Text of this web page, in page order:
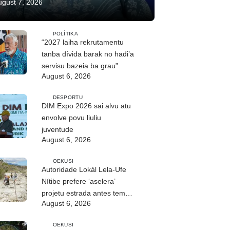
7, 2026
POLÍTIKA
“2027 laiha rekrutamentu
tanba dívida barak no hadi’a
servisu bazeia ba grau”
August 6, 2026
DESPORTU
DIM Expo 2026 sai alvu atu
envolve povu liuliu
juventude
August 6, 2026
OEKUSI
Autoridade Lokál Lela-Ufe
Nítibe prefere ‘aselera’
projetu estrada antes tempu
udan
August 6, 2026
OEKUSI